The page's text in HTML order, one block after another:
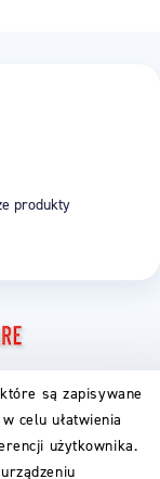
produkty
są zapisywane
celu ułatwienia
użytkownika.